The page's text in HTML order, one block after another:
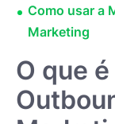
Como usar a
Marketing
O que é